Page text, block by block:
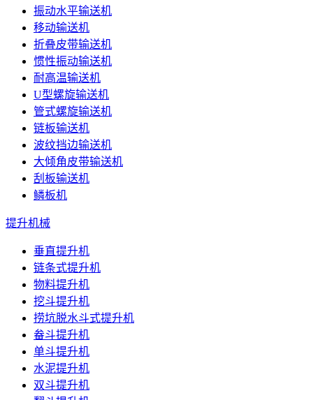
振动水平输送机
移动输送机
折叠皮带输送机
惯性振动输送机
耐高温输送机
U型螺旋输送机
管式螺旋输送机
链板输送机
波纹挡边输送机
大倾角皮带输送机
刮板输送机
鳞板机
提升机械
垂直提升机
链条式提升机
物料提升机
挖斗提升机
捞坑脱水斗式提升机
畚斗提升机
单斗提升机
水泥提升机
双斗提升机